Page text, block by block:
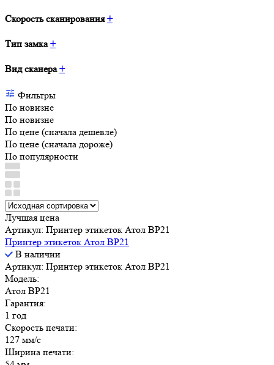
Скорость сканирования+
Тип замка+
Вид сканера+
Фильтры
По новизне
По новизне
По цене (сначала дешевле)
По цене (сначала дороже)
По популярности
Лучшая цена
Артикул: Принтер этикеток Атол BP21
Принтер этикеток Атол BP21
В наличии
Артикул: Принтер этикеток Атол BP21
Модель:
Атол BP21
Гарантия:
1 год
Скорость печати:
127 мм/с
Ширина печати: